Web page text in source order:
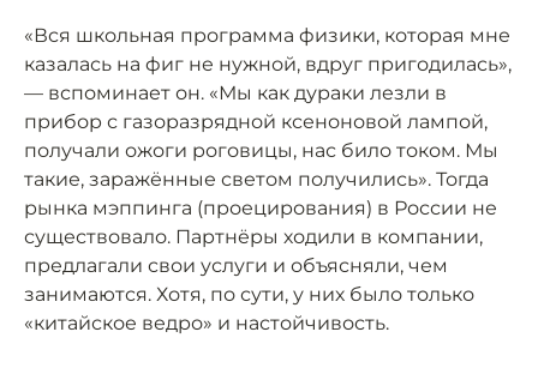
«Вся школьная программа физики, которая мне
казалась на фиг не нужной, вдруг пригодилась»,
— вспоминает он. «Мы как дураки лезли в
прибор с газоразрядной ксеноновой лампой,
получали ожоги роговицы, нас било током. Мы
такие, заражённые светом получились». Тогда
рынка мэппинга (проецирования) в России не
существовало. Партнёры ходили в компании,
предлагали свои услуги и объясняли, чем
занимаются. Хотя, по сути, у них было только
«китайское ведро» и настойчивость.